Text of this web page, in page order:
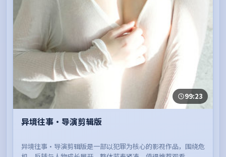
99:23
异境往事·导演剪辑版
异境往事·导演剪辑版是一部以犯罪为核心的影视作品，围绕危